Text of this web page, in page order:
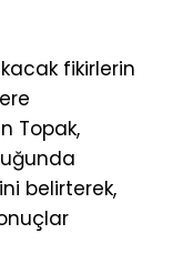
fikirlerin
Topak,
belirterek,